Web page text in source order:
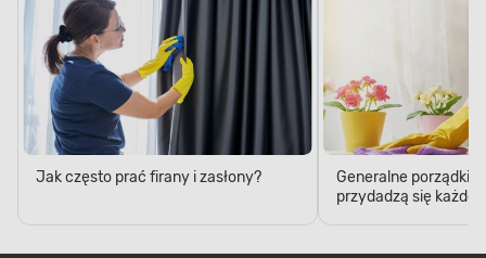
Jak często prać firany i zasłony?
Generalne porządki
przydadzą się